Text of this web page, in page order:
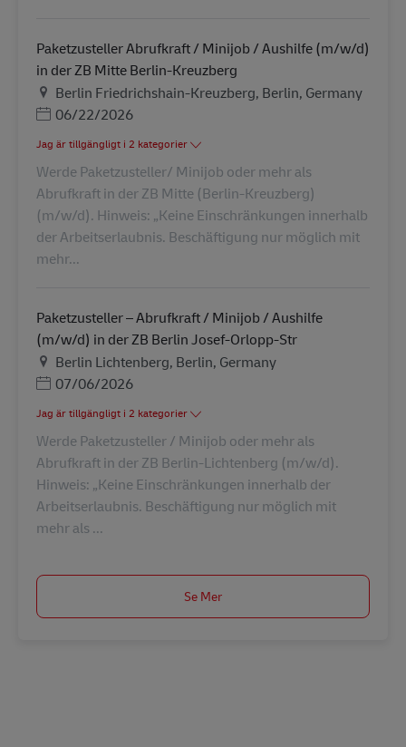
Paketzusteller Abrufkraft / Minijob / Aushilfe (m/w/d)
in der ZB Mitte Berlin-Kreuzberg
PlatsBerlin Friedrichshain-Kreuzberg, Berlin, Germany
Posted Date
06/22/2026
Jag är tillgängligt i 2 kategorier
Werde Paketzusteller/ Minijob oder mehr als
Abrufkraft in der ZB Mitte (Berlin-Kreuzberg)
(m/w/d). Hinweis: „Keine Einschränkungen innerhalb
der Arbeitserlaubnis. Beschäftigung nur möglich mit
mehr...
Paketzusteller – Abrufkraft / Minijob / Aushilfe
(m/w/d) in der ZB Berlin Josef-Orlopp-Str
PlatsBerlin Lichtenberg, Berlin, Germany
Posted Date
07/06/2026
Jag är tillgängligt i 2 kategorier
Werde Paketzusteller / Minijob oder mehr als
Abrufkraft in der ZB Berlin-Lichtenberg (m/w/d).
Hinweis: „Keine Einschränkungen innerhalb der
Arbeitserlaubnis. Beschäftigung nur möglich mit
mehr als ...
Se Mer